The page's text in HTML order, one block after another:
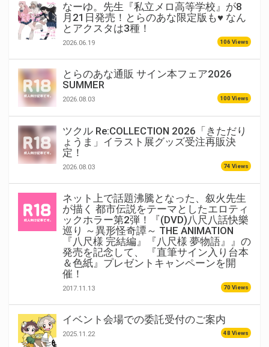
なーゆ。先生『私立メロ高等学校』が8
月21日発売！とらのあな限定版も♥ なん
とアクスタは3種！
2026.06.19 106 Views
とらのあな通販 サイン本フェア2026
SUMMER
2026.08.03 100 Views
ツクル Re:COLLECTION 2026「きただり
ょうま」イラスト展グッズ受注再販決
定！
2026.08.03 74 Views
ネット上で話題沸騰となった、叙火先生
が描く 都市伝説をテーマとしたエロティ
ックホラー第2弾！『(DVD)八尺八話快樂
巡り ～異形怪奇譚～ THE ANIMATION
『八尺様 完結編』『八尺様 夢物語』』の
発売を記念して、 『直筆サイン入り台本
＆色紙』プレゼントキャンペーンを開
催！
2017.11.13 70 Views
イベント会場での委託受付のご案内
2025.11.22 48 Views